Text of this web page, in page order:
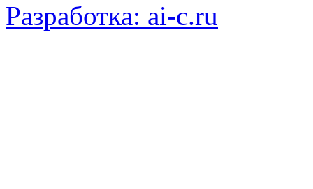
Разработка: ai-c.ru